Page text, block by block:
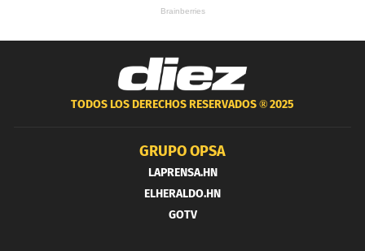
TODOS LOS DERECHOS RESERVADOS ®2025
GRUPO OPSA
LAPRENSA.HN
ELHERALDO.HN
GOTV